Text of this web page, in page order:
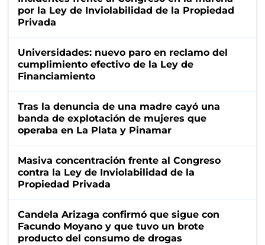
por la Ley de Inviolabilidad de la Propiedad
Privada
Universidades: nuevo paro en reclamo del
cumplimiento efectivo de la Ley de
Financiamiento
Tras la denuncia de una madre cayó una
banda de explotación de mujeres que
operaba en La Plata y Pinamar
Masiva concentración frente al Congreso
contra la Ley de Inviolabilidad de la
Propiedad Privada
Candela Arizaga confirmó que sigue con
Facundo Moyano y que tuvo un brote
producto del consumo de drogas